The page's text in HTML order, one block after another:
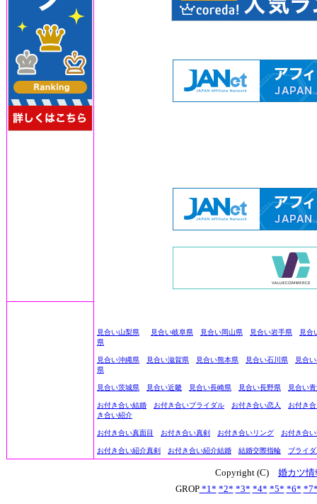
見合い山梨県 見合い岐阜県 見合い岡山県 見合い岩手県
見合
県
見合い沖縄県 見合い滋賀県 見合い熊本県 見合い石川県
見合
県
見合い茨城県 見合い近畿 見合い長崎県 見合い長野県 見合い
お付き合い結婚 お付き合いブライダル お付き合い恋人
お付き
き合い紹介
お付き合い真面目 お付き合い真剣 お付き合いリング お付き合
お付き合い紹介真剣 お付き合い紹介結婚 結婚交際指輪 ブライ
Copyright (C) 婚カツ
GROP*1* *2* *3* *4* *5* *6*